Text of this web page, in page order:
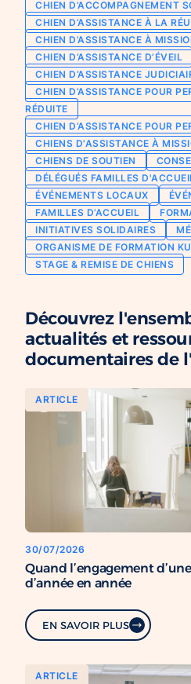
Chien d’assistance pour
épileptique
CHIENS À MISSION
Chien d’assistance
social
Chien d’assistance à la
Chien d’assistance
Je deviens mécène ou
Ils nous soutiennent
Je m’engage / j’engage
Je lance une collecte
J’engage mes clients
CHIEN D’ACCOMPAGNEMENT
CHIEN D’ASSISTANCE À LA
CHIEN D’ASSISTANCE À
CHIEN D’ASSISTANCE D’ÉVEIL
CHIEN D’ASSISTANCE
CHIEN D’ASSISTANCE POUR
RÉDUITE
CHIEN D’ASSISTANCE POUR
CHIENS D'ASSISTANCE À
CHIENS DE SOUTIEN
DÉLÉGUÉS FAMILLES
ÉVÉNEMENTS LOCAUX
FAMILLES D’ACCUEIL
INITIATIVES SOLIDAIRES
ORGANISME DE FORMATION
STAGE & REMISE DE CHIENS
Découvrez
actualités et
documentaires de
ARTICLE
30/07/2026
Quand l’engagement
d’année en année
EN SAVOIR PLUS
ARTICLE